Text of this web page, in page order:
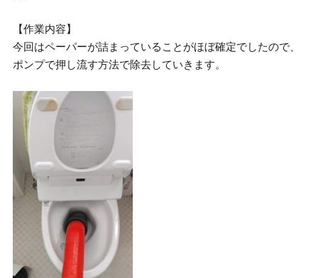
【作業内容】
今回はペーパーが詰まっていることがほぼ確定でしたので、
ポンプで押し流す方法で除去していきます。